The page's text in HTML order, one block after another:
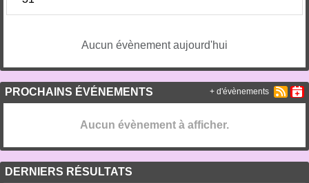
Aucun évènement aujourd'hui
PROCHAINS ÉVÉNEMENTS
Aucun évènement à afficher.
+ d'évènements
DERNIERS RÉSULTATS